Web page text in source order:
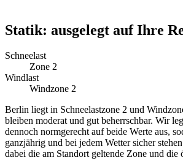
Statik: ausgelegt auf Ihre
Schneelast
Zone 2
Windlast
Windzone 2
Berlin liegt in Schneelastzone 2 und
bleiben moderat und gut beherrschbar. Wir
dennoch normgerecht auf beide Werte aus,
ganzjährig und bei jedem Wetter sicher
dabei die am Standort geltende Zone und die